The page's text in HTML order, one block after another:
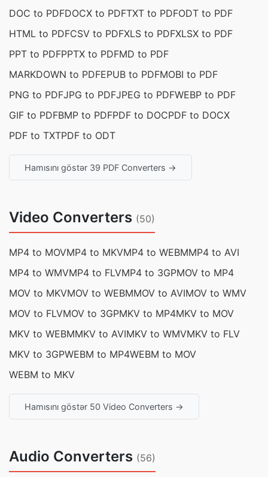
DOC to PDFDOCX to PDFTXT to PDFODT to PDF
HTML to PDFCSV to PDFXLS to PDFXLSX to PDF
PPT to PDFPPTX to PDFMD to PDF
MARKDOWN to PDFEPUB to PDFMOBI to PDF
PNG to PDFJPG to PDFJPEG to PDFWEBP to PDF
GIF to PDFBMP to PDFPDF to DOCPDF to DOCX
PDF to TXTPDF to ODT
Hamısını göstər 39 PDF Converters →
Video Converters (50)
MP4 to MOVMP4 to MKVMP4 to WEBMMP4 to AVI
MP4 to WMVMP4 to FLVMP4 to 3GPMOV to MP4
MOV to MKVMOV to WEBMMOV to AVIMOV to WMV
MOV to FLVMOV to 3GPMKV to MP4MKV to MOV
MKV to WEBMMKV to AVIMKV to WMVMKV to FLV
MKV to 3GPWEBM to MP4WEBM to MOV
WEBM to MKV
Hamısını göstər 50 Video Converters →
Audio Converters (56)